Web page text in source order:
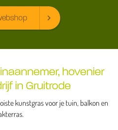
hovenier
in Gruitrode
kunstgras voor je tuin, balkon en